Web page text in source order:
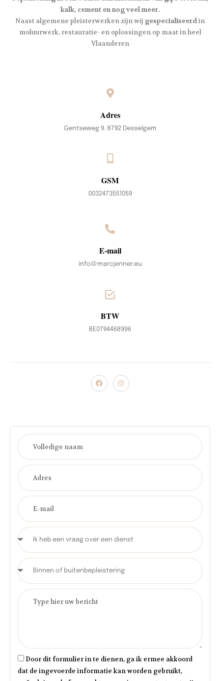
kalk, cement en nog veel meer.
Naast algemene pleisterwerken zijn wij gespecialiseerdin
moluurwerk, restauratie- en oplossingen op maat in heel
Vlaanderen
Adres
Gentseweg 9. 8792 Desselgem
GSM
0032473551059
E-mail
info@marcjenner.eu
BTW
BE0794468996
Door dit formulier in te dienen, ga ik ermee akkoord
dat de ingevoerde informatie kan worden gebruikt,